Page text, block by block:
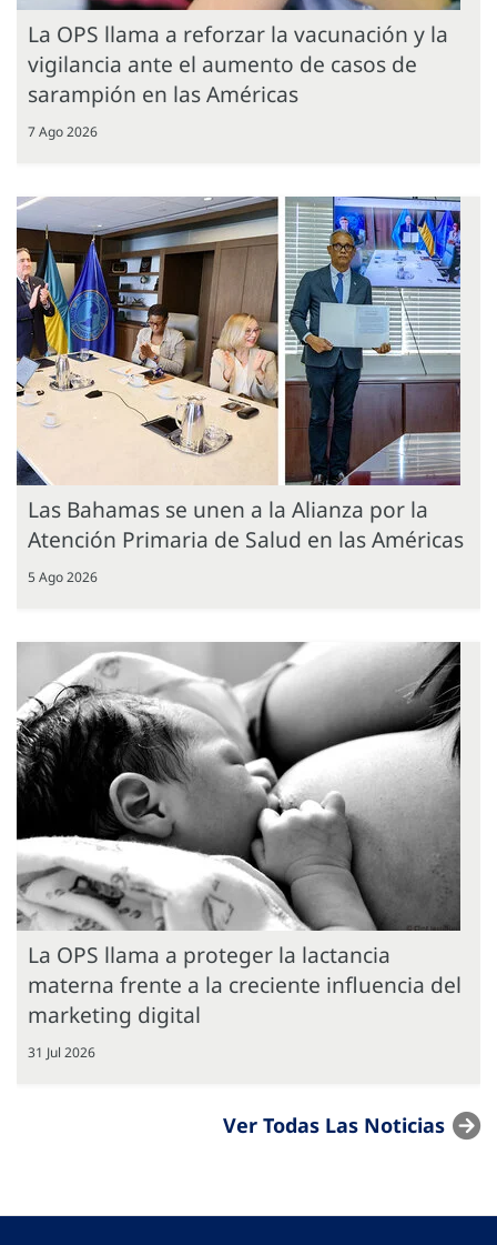
La OPS llama a reforzar la vacunación y la
vigilancia ante el aumento de casos de
sarampión en las Américas
7 Ago 2026
Las Bahamas se unen a la Alianza por la
Atención Primaria de Salud en las Américas
5 Ago 2026
La OPS llama a proteger la lactancia
materna frente a la creciente influencia del
marketing digital
31 Jul 2026
Ver Todas Las Noticias